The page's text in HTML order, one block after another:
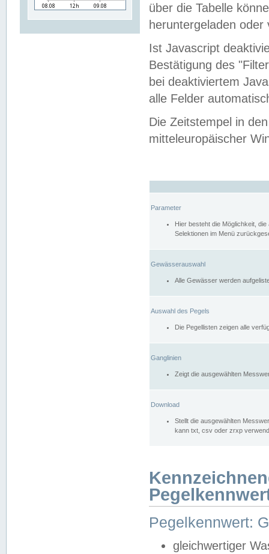
über die Tabelle
heruntergeladen oder
Ist Javascript
Bestätigung des
bei deaktiviertem
alle Felder
Die Zeitstempel in
mitteleuropäischer
Parameter
Hier besteht die Möglichkeit,
Selektionen im Menü
Gewässerauswahl
Alle Gewässer werden
Auswahl des Pegels
Die Pegellisten zeigen alle
Ganglinien
Zeigt die ausgewählten
Download
Stellt die ausgewählten
kann txt, csv oder zrxp
Pegelkennwert:
gleichwertiger